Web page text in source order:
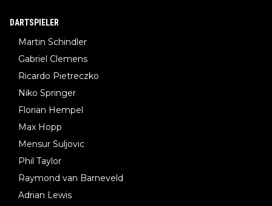
DARTSPIELER
Martin Schindler
Gabriel Clemens
Ricardo Pietreczko
Niko Springer
Florian Hempel
Max Hopp
Mensur Suljovic
Phil Taylor
Raymond van Barneveld
Adrian Lewis